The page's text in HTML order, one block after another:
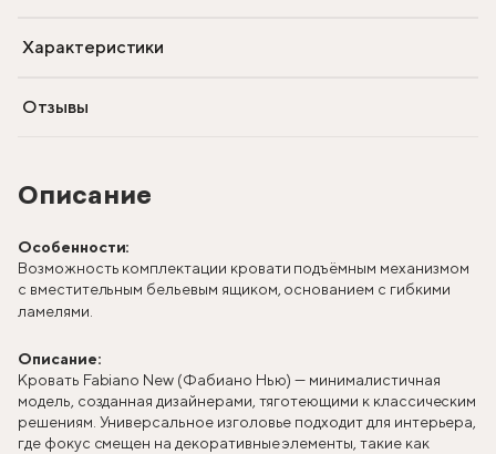
Описание
Особенности:
Возможность комплектации кровати подъёмным механизмом
с вместительным бельевым ящиком, основанием с гибкими
ламелями.
Описание:
Кровать Fabiano New (Фабиано Нью) — минималистичная
модель, созданная дизайнерами, тяготеющими к классическим
решениям. Универсальное изголовье подходит для интерьера,
где фокус смещен на декоративные элементы, такие как
Характеристики
Отзывы